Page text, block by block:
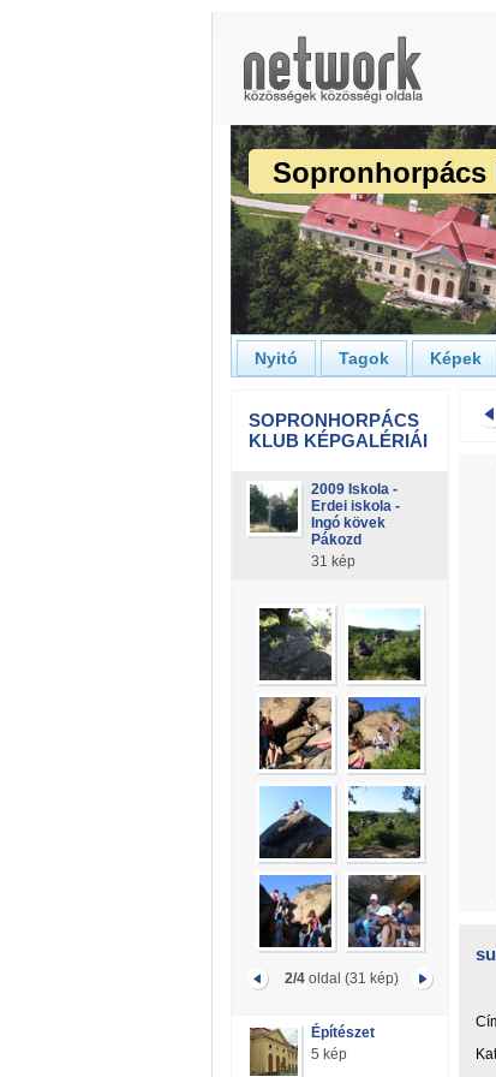
Sopronhorpács
Nyitó Tagok Képek
SOPRONHORPÁCS
KLUB KÉPGALÉRIÁI
2009 Iskola -
Erdei iskola -
Ingó kövek
Pákozd
31 kép
2/4oldal (31 kép)
Építészet
5 kép